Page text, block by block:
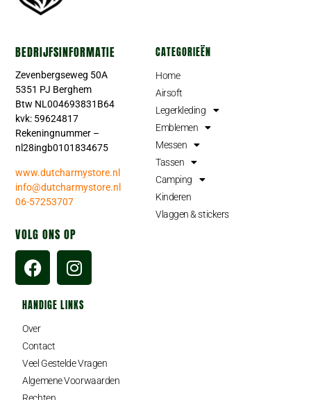
BEDRIJFSINFORMATIE
Zevenbergseweg 50A
5351 PJ Berghem
Btw NL004693831B64
kvk: 59624817
Rekeningnummer –
nl28ingb0101834675
www.dutcharmystore.nl
info@dutcharmystore.nl
06-57253707
VOLG ONS OP
CATEGORIEËN
Home
Airsoft
Legerkleding
Emblemen
Messen
Tassen
Camping
Kinderen
Vlaggen & stickers
HANDIGE LINKS
Over
Contact
Veel Gestelde Vragen
Algemene Voorwaarden